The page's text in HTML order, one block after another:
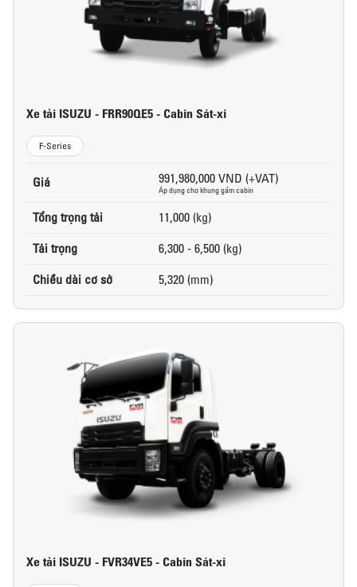
Xe tải ISUZU - FRR90QE5 - Cabin Sát-xi
F-Series
Giá 991,980,000 VND (+VAT)
Áp dụng cho khung gầm cabin
Tổng trọng tải
11,000 (kg)
Tải trọng
6,300 - 6,500 (kg)
Chiều dài cơ sở
5,320 (mm)
Xe tải ISUZU - FVR34VE5 - Cabin Sát-xi